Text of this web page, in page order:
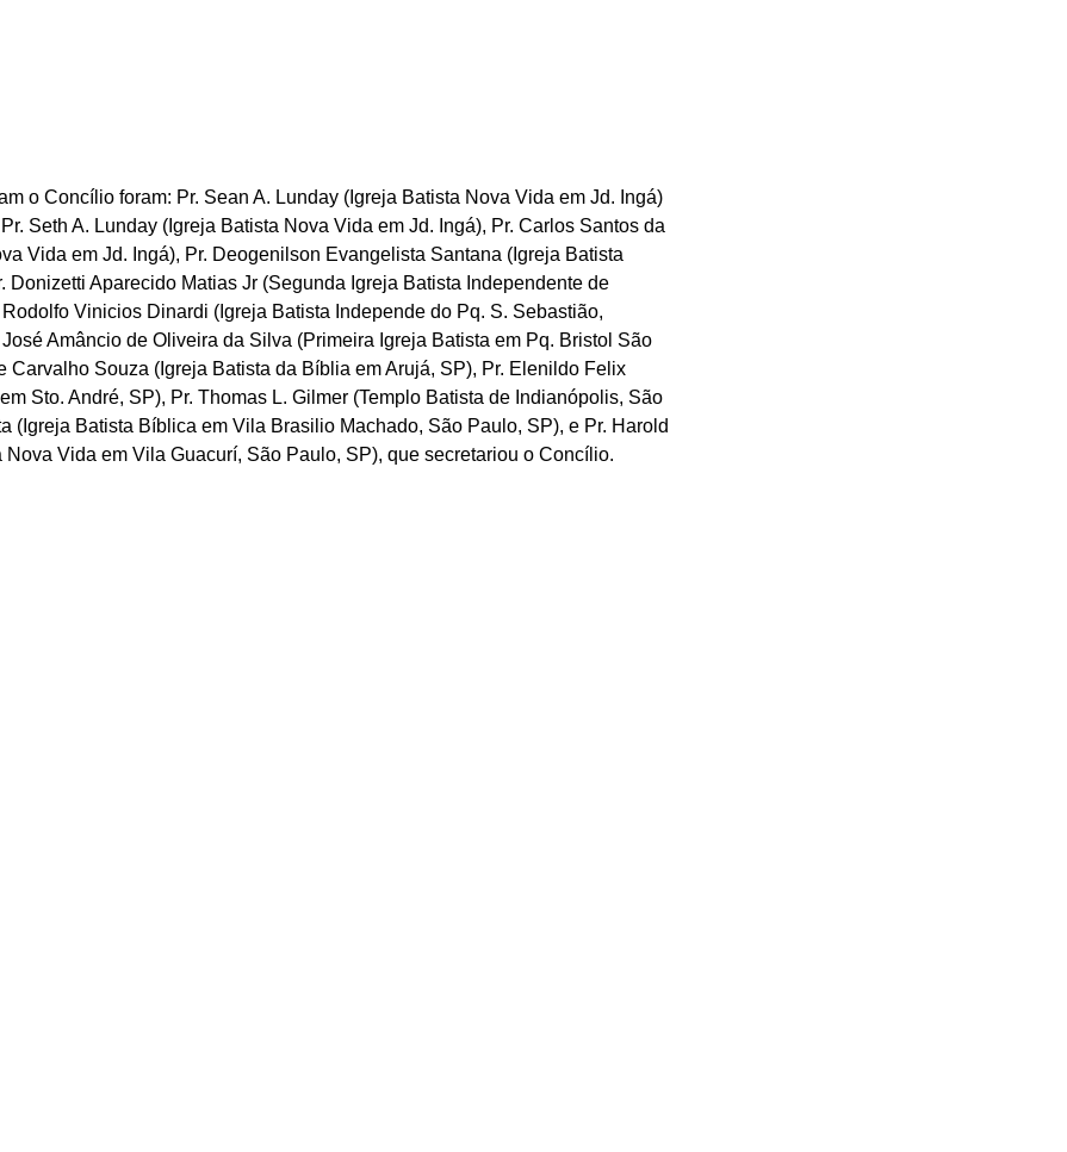
o Concílio foram: Pr. Sean A. Lunday (Igreja Batista Nova Vida em Jd. Ingá)
Seth A. Lunday (Igreja Batista Nova Vida em Jd. Ingá), Pr. Carlos Santos da
Vida em Jd. Ingá), Pr. Deogenilson Evangelista Santana (Igreja Batista
Donizetti Aparecido Matias Jr (Segunda Igreja Batista Independente de
Vinicios Dinardi (Igreja Batista Independe do Pq. S. Sebastião,
Amâncio de Oliveira da Silva (Primeira Igreja Batista em Pq. Bristol São
Carvalho Souza (Igreja Batista da Bíblia em Arujá, SP), Pr. Elenildo Felix
Sto. André, SP), Pr. Thomas L. Gilmer (Templo Batista de Indianópolis, São
(Igreja Batista Bíblica em Vila Brasilio Machado, São Paulo, SP), e Pr. Harold
Nova Vida em Vila Guacurí, São Paulo, SP), que secretariou o Concílio.